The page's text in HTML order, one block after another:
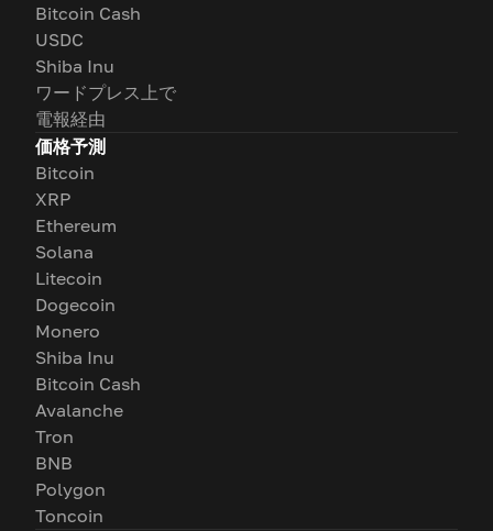
Bitcoin Cash
USDC
Shiba Inu
ワードプレス上で
電報経由
価格予測
Bitcoin
XRP
Ethereum
Solana
Litecoin
Dogecoin
Monero
Shiba Inu
Bitcoin Cash
Avalanche
Tron
BNB
Polygon
Toncoin